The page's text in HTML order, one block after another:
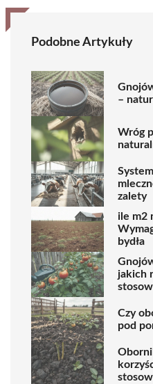
Podobne Artykuły
–
Wróg
zalety
ile m2
bydła
jakich
Czy
pod